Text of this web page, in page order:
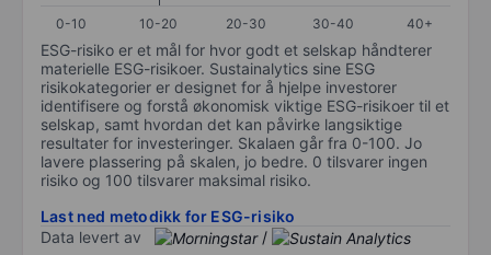
0-10
10-20 20-30 30-40 40+
ESG-risiko er et mål for hvor godt et selskap håndterer
materielle ESG-risikoer. Sustainalytics sine ESG
risikokategorier er designet for å hjelpe investorer
identifisere og forstå økonomisk viktige ESG-risikoer til et
selskap, samt hvordan det kan påvirke langsiktige
resultater for investeringer. Skalaen går fra 0-100. Jo
lavere plassering på skalen, jo bedre. 0 tilsvarer ingen
risiko og 100 tilsvarer maksimal risiko.
Last ned metodikk for ESG-risiko
Data levert av
/